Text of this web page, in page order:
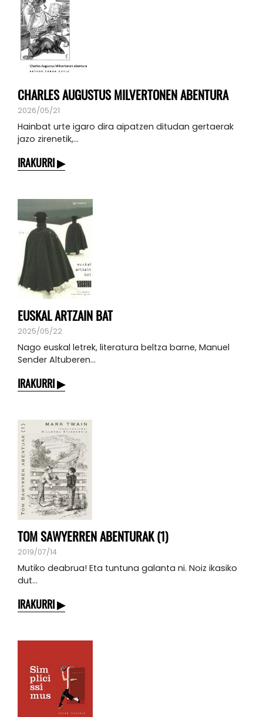
CHARLES AUGUSTUS MILVERTONEN ABENTURA
2026/05/21
Hainbat urte igaro dira aipatzen ditudan gertaerak
jazo zirenetik,...
IRAKURRI
EUSKAL ARTZAIN BAT
2025/05/22
Nago euskal letrek, literatura beltza barne, Manuel
Sender Altuberen...
IRAKURRI
TOM SAWYERREN ABENTURAK (1)
2019/07/14
Mutiko deabrua! Eta tuntuna galanta ni. Noiz ikasiko
dut...
IRAKURRI